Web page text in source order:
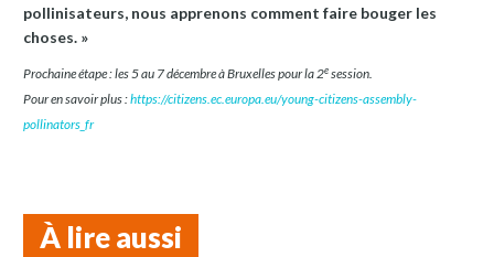
pollinisateurs, nous apprenons comment faire bouger les
choses. »
Prochaine étape : les 5 au 7 décembre à Bruxelles pour la 2esession.
Pour en savoir plus :https://citizens.ec.europa.eu/young-citizens-assembly-
pollinators_fr
À lire aussi